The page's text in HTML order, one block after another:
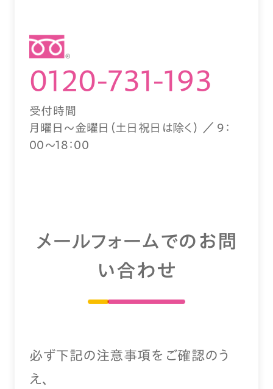
0120-731-193
受付時間
月曜日～金曜日（土日祝日は除く） ／ 9：
00～18：00
メールフォームでのお問
い合わせ
必ず下記の注意事項をご確認のう
え、